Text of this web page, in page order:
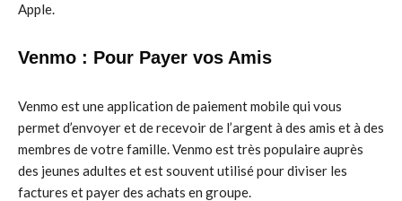
Apple.
Venmo : Pour Payer vos Amis
Venmo est une application de paiement mobile qui vous
permet d’envoyer et de recevoir de l’argent à des amis et à des
membres de votre famille. Venmo est très populaire auprès
des jeunes adultes et est souvent utilisé pour diviser les
factures et payer des achats en groupe.